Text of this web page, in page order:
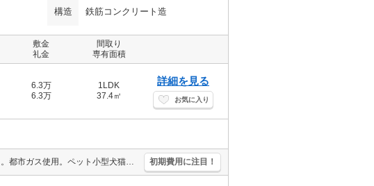
構造 鉄筋コンクリート造
敷金
礼金
間取り
専有面積
6.3万
6.3万
1LDK
37.4㎡
詳細を見る
お気に入り
シャンドレ。TVインターホン付き。温水洗浄便座付き。都市ガス使用。ペット小型犬猫可。システムキッチン。宅配ボックスあり。TVインターホン付き。シャンドレ。追焚。仲介手数料家賃の0.55ヵ月分。 初期費用に注目！